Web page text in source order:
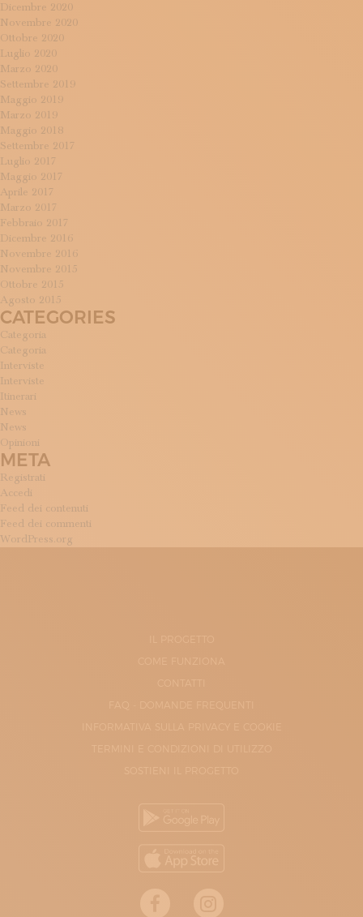
Dicembre 2020
Novembre 2020
Ottobre 2020
Luglio 2020
Marzo 2020
Settembre 2019
Maggio 2019
Marzo 2019
Maggio 2018
Settembre 2017
Luglio 2017
Maggio 2017
Aprile 2017
Marzo 2017
Febbraio 2017
Dicembre 2016
Novembre 2016
Novembre 2015
Ottobre 2015
Agosto 2015
CATEGORIES
Categoria
Categoria
Interviste
Interviste
Itinerari
News
News
Opinioni
META
Registrati
Accedi
Feed dei contenuti
Feed dei commenti
WordPress.org